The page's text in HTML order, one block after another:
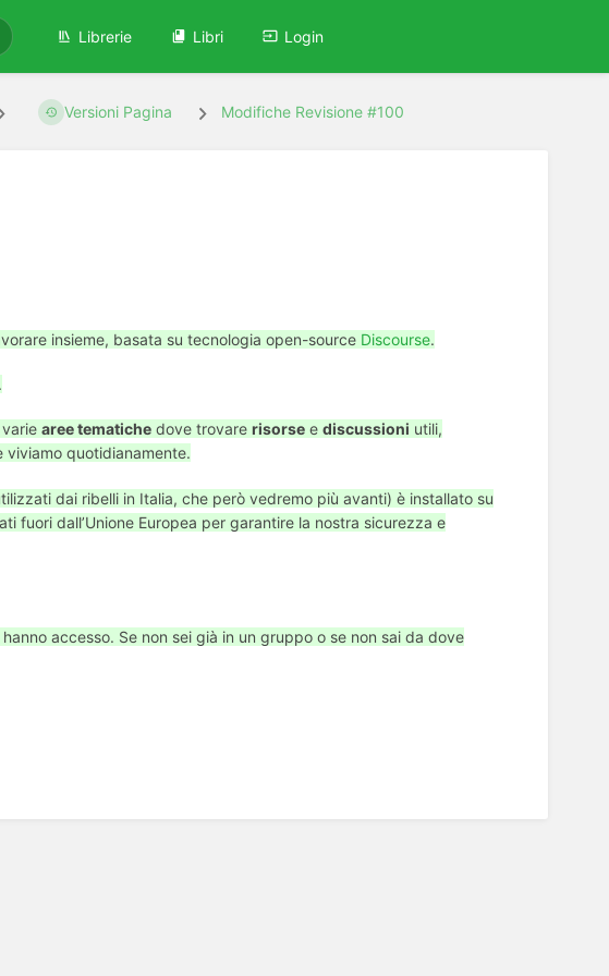
Librerie Libri Login
Versioni Pagina Modifiche Revisione #100
insieme, basata su tecnologia open-source Discourse.
.
varie aree tematiche dove trovare risorse e discussioni utili,
viviamo quotidianamente.
dai ribelli in Italia, che però vedremo più avanti) è installato su
fuori dall’Unione Europea per garantire la nostra sicurezza e
accesso. Se non sei già in un gruppo o se non sai da dove